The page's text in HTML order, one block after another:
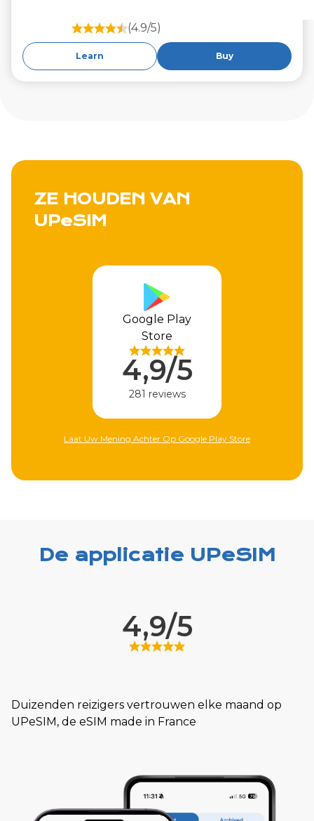
(4.9/5)
Learn Buy
ZE HOUDEN VAN
UPeSIM
Google Play
Store
4,9/5
281 reviews
Laat Uw Mening Achter Op Google Play Store
De applicatie UPeSIM
4,9/5
Duizenden reizigers vertrouwen elke maand op
UPeSIM, de eSIM made in France